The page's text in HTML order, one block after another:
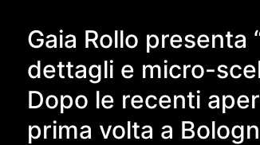
Gaia Rollo
dettagli e micro-
Dopo le recenti
prima volta a